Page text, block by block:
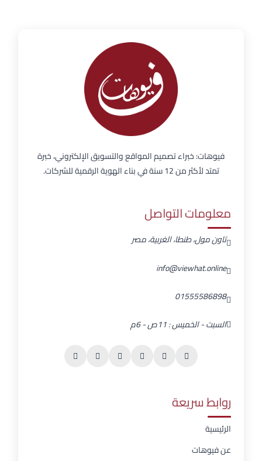
فيوهات: خبراء تصميم المواقع والتسويق الإلكتروني، خبرة
تمتد لأكثر من 12 سنة في بناء الهوية الرقمية للشركات.
معلومات التواصل
تاون مول، طنطا، الغربية، مصر
info@viewhat.online
01555586898
السبت - الخميس : 11ص - 6م
روابط سريعة
الرئيسية
عن فيوهات